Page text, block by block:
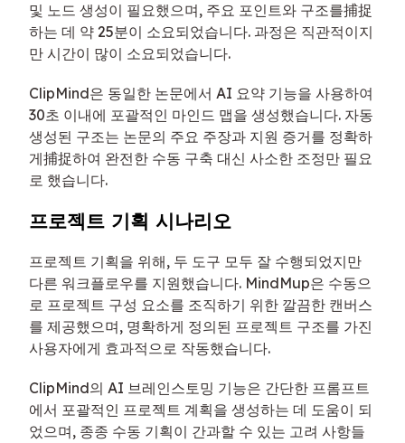
및 노드 생성이 필요했으며, 주요 포인트와 구조를捕捉
하는 데 약 25분이 소요되었습니다. 과정은 직관적이지
만 시간이 많이 소요되었습니다.
ClipMind은 동일한 논문에서 AI 요약 기능을 사용하여
30초 이내에 포괄적인 마인드 맵을 생성했습니다. 자동
생성된 구조는 논문의 주요 주장과 지원 증거를 정확하
게捕捉하여 완전한 수동 구축 대신 사소한 조정만 필요
로 했습니다.
프로젝트 기획 시나리오
프로젝트 기획을 위해, 두 도구 모두 잘 수행되었지만
다른 워크플로우를 지원했습니다. MindMup은 수동으
로 프로젝트 구성 요소를 조직하기 위한 깔끔한 캔버스
를 제공했으며, 명확하게 정의된 프로젝트 구조를 가진
사용자에게 효과적으로 작동했습니다.
ClipMind의 AI 브레인스토밍 기능은 간단한 프롬프트
에서 포괄적인 프로젝트 계획을 생성하는 데 도움이 되
었으며, 종종 수동 기획이 간과할 수 있는 고려 사항들